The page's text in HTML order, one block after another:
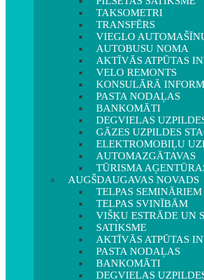
TAKSOMETRI
TRANSFĒRS
VIEGLO
AUTOBUSU NOMA
AKTĪVĀS ATPŪTAS
VELO REMONTS
KONSULĀRĀ
PASTA NODAĻAS
BANKOMĀTI
DEGVIELAS
GĀZES UZPILDES
ELEKTROMOBIĻU
AUTOMAZGĀTAVAS
TŪRISMA
AUGŠDAUGAVAS NOVADS
TELPAS
TELPAS SVINĪBĀM
VIŠĶU ESTRĀDE UN
SATIKSME
AKTĪVĀS ATPŪTAS
PASTA NODAĻAS
BANKOMĀTI
DEGVIELAS